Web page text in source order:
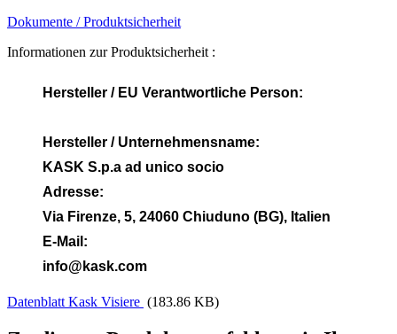
Dokumente / Produktsicherheit
Informationen zur Produktsicherheit :
Hersteller / EU Verantwortliche Person:
Hersteller / Unternehmensname:
KASK S.p.a ad unico socio
Adresse:
Via Firenze, 5, 24060 Chiuduno (BG), Italien
E-Mail:
info@kask.com
Datenblatt Kask Visiere (183.86 KB)